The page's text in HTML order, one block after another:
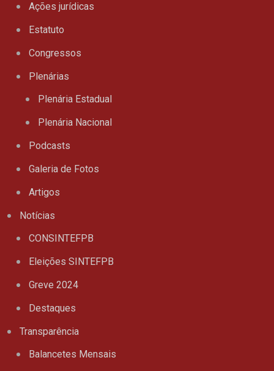
Ações jurídicas
Estatuto
Congressos
Plenárias
Plenária Estadual
Plenária Nacional
Podcasts
Galeria de Fotos
Artigos
Notícias
CONSINTEFPB
Eleições SINTEFPB
Greve 2024
Destaques
Transparência
Balancetes Mensais